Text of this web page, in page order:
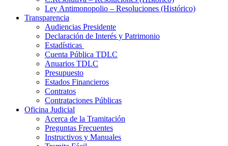
Ley Antimonopolio – Resoluciones (Histórico)
Transparencia
Audiencias Presidente
Declaración de Interés y Patrimonio
Estadísticas
Cuenta Pública TDLC
Anuarios TDLC
Presupuesto
Estados Financieros
Contratos
Contrataciones Públicas
Oficina Judicial
Acerca de la Tramitación
Preguntas Frecuentes
Instructivos y Manuales